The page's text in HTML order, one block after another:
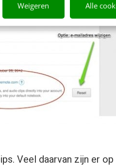
Weigeren Alle
Veel daarvan zijn er